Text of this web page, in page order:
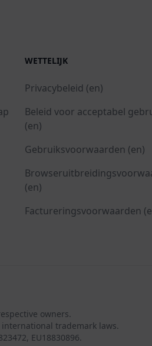
WETTELIJK
Privacybeleid (en)
Beleid voor acceptabel
(en)
Gebruiksvoorwaarden (en)
(en)
Factureringsvoorwaarden
owners.
trademark laws.
EU18830896.